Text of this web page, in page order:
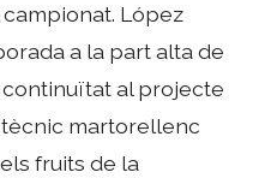
López
a la part alta de
al projecte
tècnic martorellenc
fruits de la